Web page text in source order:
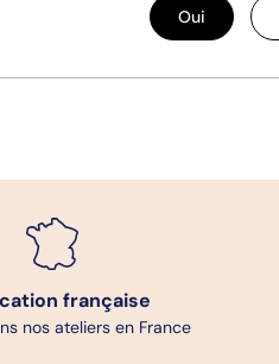
Oui
française
nos ateliers en France